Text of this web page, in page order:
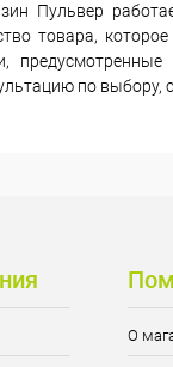
Пульвер
товара,
по выбору,
О